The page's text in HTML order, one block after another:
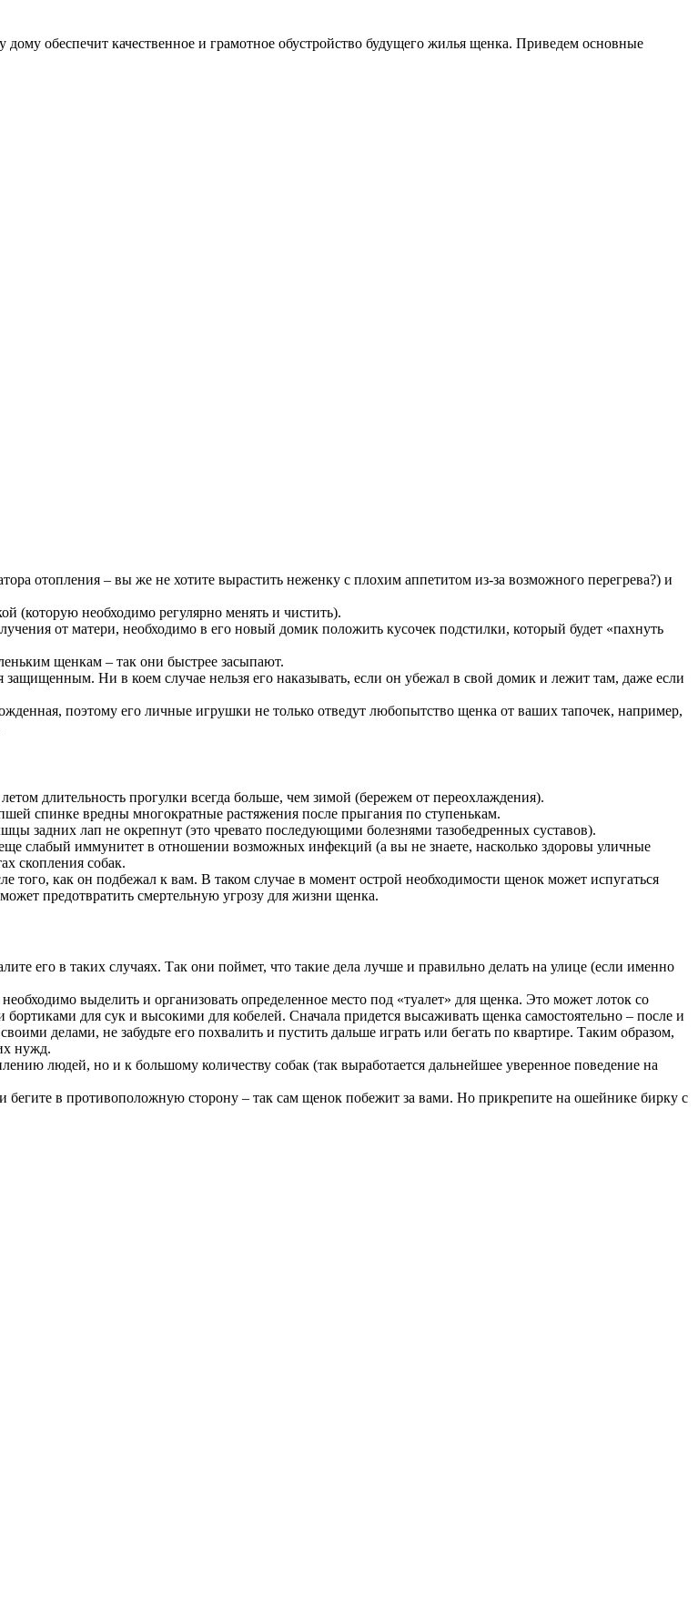
обеспечит качественное и грамотное обустройство будущего жилья щенка. Приведем основные
отопления – вы же не хотите вырастить неженку с плохим аппетитом из-за возможного перегрева?) и
(которую необходимо регулярно менять и чистить).
от матери, необходимо в его новый домик положить кусочек подстилки, который будет «пахнуть
щенкам – так они быстрее засыпают.
защищенным. Ни в коем случае нельзя его наказывать, если он убежал в свой домик и лежит там, даже если
поэтому его личные игрушки не только отведут любопытство щенка от ваших тапочек, например,
длительность прогулки всегда больше, чем зимой (бережем от переохлаждения).
спинке вредны многократные растяжения после прыгания по ступенькам.
задних лап не окрепнут (это чревато последующими болезнями тазобедренных суставов).
слабый иммунитет в отношении возможных инфекций (а вы не знаете, насколько здоровы уличные
скопления собак.
того, как он подбежал к вам. В таком случае в момент острой необходимости щенок может испугаться
предотвратить смертельную угрозу для жизни щенка.
его в таких случаях. Так они поймет, что такие дела лучше и правильно делать на улице (если именно
выделить и организовать определенное место под «туалет» для щенка. Это может лоток со
для сук и высокими для кобелей. Сначала придется высаживать щенка самостоятельно – после и
делами, не забудьте его похвалить и пустить дальше играть или бегать по квартире. Таким образом,
нужд.
людей, но и к большому количеству собак (так выработается дальнейшее уверенное поведение на
и бегите в противоположную сторону – так сам щенок побежит за вами. Но прикрепите на ошейнике бирку с